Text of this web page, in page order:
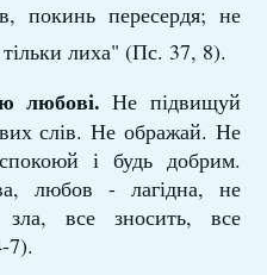
покинь пересердя; не
лиха" (Пс. 37, 8).
любові. Не підвищуй
слів. Не ображай. Не
і будь добрим.
любов - лагідна, не
зла, все зносить, все
7).